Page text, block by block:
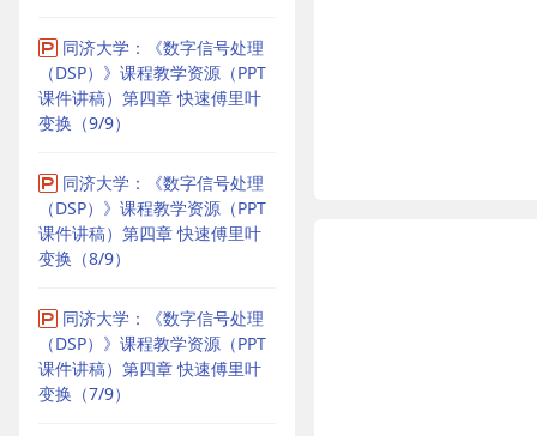
同济大学：《数字信号处理
（DSP）》课程教学资源（PPT
课件讲稿）第四章 快速傅里叶
变换（9/9）
同济大学：《数字信号处理
（DSP）》课程教学资源（PPT
课件讲稿）第四章 快速傅里叶
变换（8/9）
同济大学：《数字信号处理
（DSP）》课程教学资源（PPT
课件讲稿）第四章 快速傅里叶
变换（7/9）